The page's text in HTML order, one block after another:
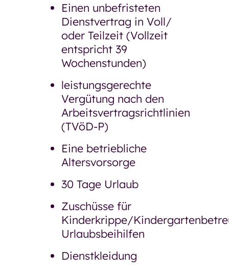
Einen unbefristeten
Dienstvertrag in Voll/
oder Teilzeit (Vollzeit
entspricht 39
Wochenstunden)
leistungsgerechte
Vergütung nach den
Arbeitsvertragsrichtlinien
(TVöD-P)
Eine betriebliche
Altersvorsorge
30 Tage Urlaub
Zuschüsse für
Kinderkrippe/
Urlaubsbeihilfen
Dienstkleidung